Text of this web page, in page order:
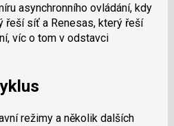
asynchronního ovládání, kdy
řeší síť a Renesas, který řeší
víc o tom v odstavci
režimy a několik dalších